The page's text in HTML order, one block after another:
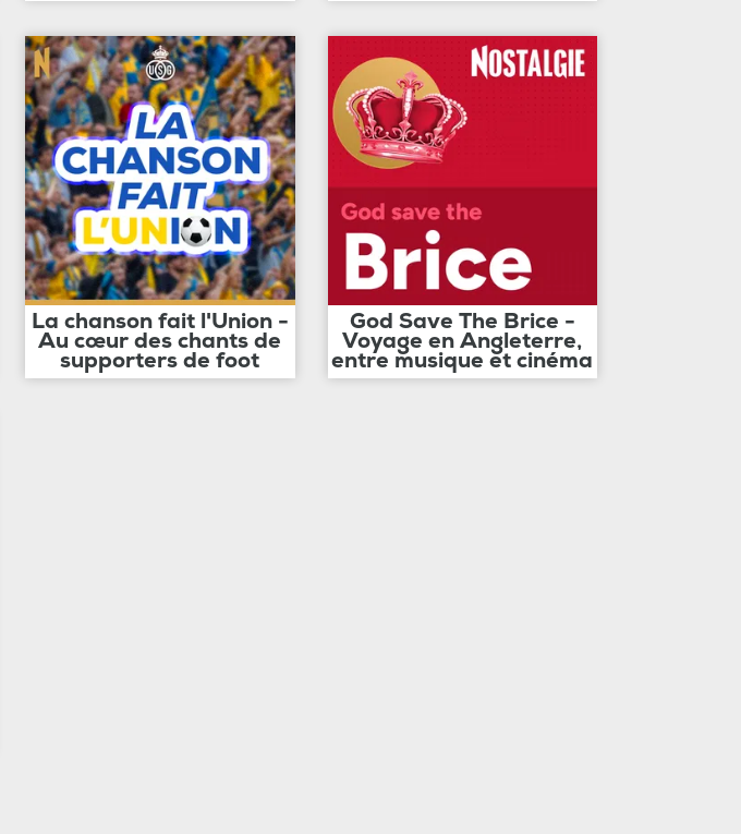
La chanson fait l'Union -
Au cœur des chants de
supporters de foot
God Save The Brice -
Voyage en Angleterre,
entre musique et cinéma